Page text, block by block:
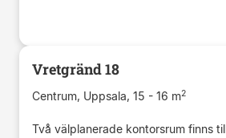
Vretgränd 18
Centrum, Uppsala, 15 - 16 m2
Två välplanerade kontorsrum finns